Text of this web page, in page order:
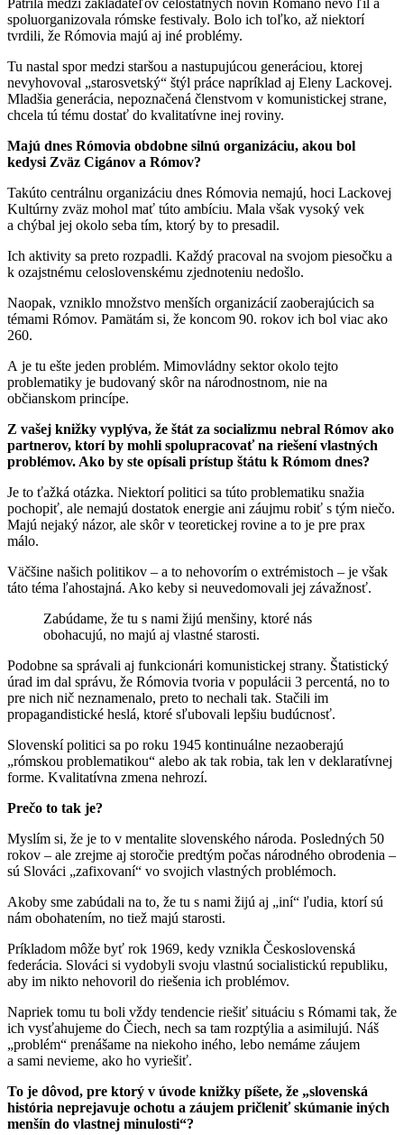
Patrila medzi zakladateľov celoštátnych novín Romano nevo ľil a
spoluorganizovala rómske festivaly. Bolo ich toľko, až niektorí
tvrdili, že Rómovia majú aj iné problémy.
Tu nastal spor medzi staršou a nastupujúcou generáciou, ktorej
nevyhovoval „starosvetský“ štýl práce napríklad aj Eleny Lackovej.
Mladšia generácia, nepoznačená členstvom v komunistickej strane,
chcela tú tému dostať do kvalitatívne inej roviny.
Majú dnes Rómovia obdobne silnú organizáciu, akou bol
kedysi Zväz Cigánov a Rómov?
Takúto centrálnu organizáciu dnes Rómovia nemajú, hoci Lackovej
Kultúrny zväz mohol mať túto ambíciu. Mala však vysoký vek
a chýbal jej okolo seba tím, ktorý by to presadil.
Ich aktivity sa preto rozpadli. Každý pracoval na svojom piesočku a
k ozajstnému celoslovenskému zjednoteniu nedošlo.
Naopak, vzniklo množstvo menších organizácií zaoberajúcich sa
témami Rómov. Pamätám si, že koncom 90. rokov ich bol viac ako
260.
A je tu ešte jeden problém. Mimovládny sektor okolo tejto
problematiky je budovaný skôr na národnostnom, nie na
občianskom princípe.
Z vašej knižky vyplýva, že štát za socializmu nebral Rómov ako
partnerov, ktorí by mohli spolupracovať na riešení vlastných
problémov. Ako by ste opísali prístup štátu k Rómom dnes?
Je to ťažká otázka. Niektorí politici sa túto problematiku snažia
pochopiť, ale nemajú dostatok energie ani záujmu robiť s tým niečo.
Majú nejaký názor, ale skôr v teoretickej rovine a to je pre prax
málo.
Väčšine našich politikov – a to nehovorím o extrémistoch – je však
táto téma ľahostajná. Ako keby si neuvedomovali jej závažnosť.
Zabúdame, že tu s nami žijú menšiny, ktoré nás
obohacujú, no majú aj vlastné starosti.
Podobne sa správali aj funkcionári komunistickej strany. Štatistický
úrad im dal správu, že Rómovia tvoria v populácii 3 percentá, no to
pre nich nič neznamenalo, preto to nechali tak. Stačili im
propagandistické heslá, ktoré sľubovali lepšiu budúcnosť.
Slovenskí politici sa po roku 1945 kontinuálne nezaoberajú
„rómskou problematikou“ alebo ak tak robia, tak len v deklaratívnej
forme. Kvalitatívna zmena nehrozí.
Prečo to tak je?
Myslím si, že je to v mentalite slovenského národa. Posledných 50
rokov – ale zrejme aj storočie predtým počas národného obrodenia –
sú Slováci „zafixovaní“ vo svojich vlastných problémoch.
Akoby sme zabúdali na to, že tu s nami žijú aj „iní“ ľudia, ktorí sú
nám obohatením, no tiež majú starosti.
Príkladom môže byť rok 1969, kedy vznikla Československá
federácia. Slováci si vydobyli svoju vlastnú socialistickú republiku,
aby im nikto nehovoril do riešenia ich problémov.
Napriek tomu tu boli vždy tendencie riešiť situáciu s Rómami tak, že
ich vysťahujeme do Čiech, nech sa tam rozptýlia a asimilujú. Náš
„problém“ prenášame na niekoho iného, lebo nemáme záujem
a sami nevieme, ako ho vyriešiť.
To je dôvod, pre ktorý v úvode knižky píšete, že „slovenská
história neprejavuje ochotu a záujem pričleniť skúmanie iných
menšín do vlastnej minulosti“?